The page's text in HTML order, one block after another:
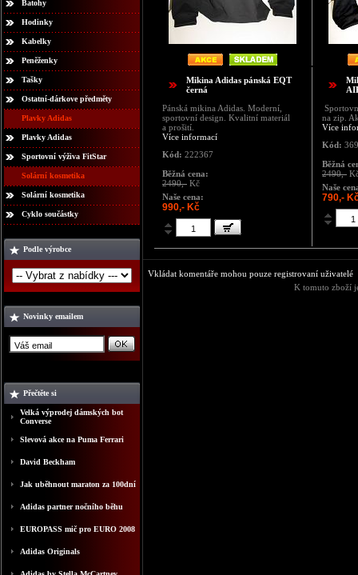
Batohy
Hodinky
Kabelky
Peněženky
Tašky
Ostatní-dárkove předměty
Plavky Adidas
Plavky Adidas
Sportovní výživa FitStar
Solární kosmetika
Solární kosmetika
Cyklo součástky
Podle výrobce
Novinky emailem
Přečtěte si
Velká výprodej dámských bot
Converse
Slevová akce na Puma Ferrari
David Beckham
Jak uběhnout maraton za 100dní
Adidas partner nočního běhu
EUROPASS mič pro EURO 2008
Adidas Originals
Mikina Adidas pánská EQT
černá
Pánská mikina Adidas. Moderní,
sportovní design. Kvalitní materiál
a prošití.
Více informací
Kód: 222367
Běžná cena:
2490,- Kč
Naše cena:
990,- Kč
na zip.
Více
Kód:
Běžná
2490,-
Naše
790,-
Vkládat komentáře mohou pouze registrovaní uživatelé
K tomuto zboží